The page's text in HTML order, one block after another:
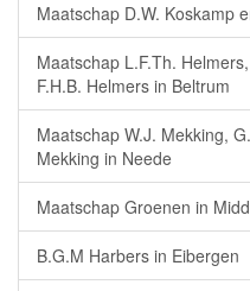
Maatschap D.W. Koskamp
Maatschap L.F.Th.
F.H.B. Helmers in Beltrum
Maatschap W.J. Mekking,
Mekking in Neede
Maatschap Groenen in
B.G.M Harbers in Eibergen